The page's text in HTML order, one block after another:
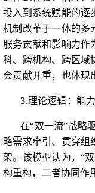
投入到系统赋能的逐
机制改革于一体的多
服务贡献和影响力作
科、跨机构、跨区域
会贡献并重，也体现
3.理论逻辑：能
在“双一流”战略
略需求牵引、贯穿组
架。该模型认为，“
构重构，二者协同作